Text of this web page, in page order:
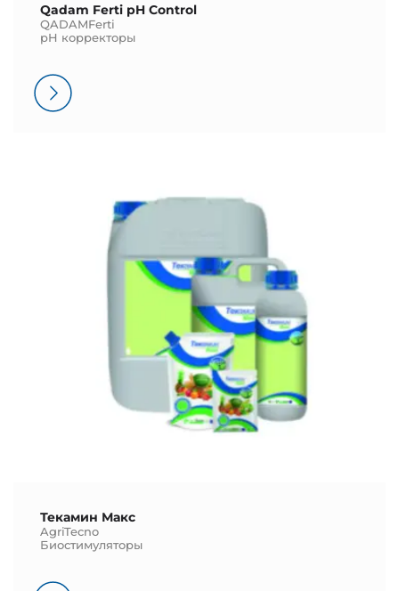
Qadam Ferti pH Control
QADAMFerti
pH корректоры
Текамин Макс
AgriTecno
Биостимуляторы